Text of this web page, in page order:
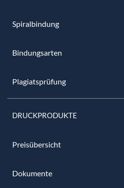
Spiralbindung
Bindungsarten
Plagiatsprüfung
DRUCKPRODUKTE
Preisübersicht
Dokumente